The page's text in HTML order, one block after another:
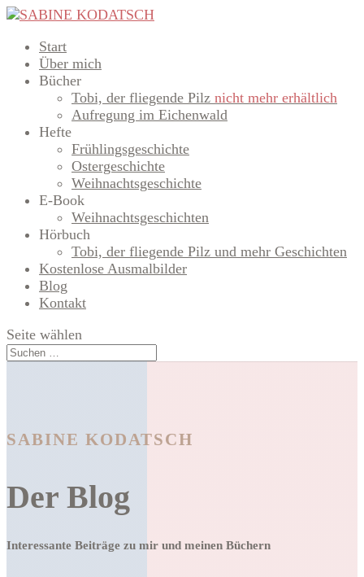
Start
Über mich
Bücher
Tobi, der fliegende Pilz nicht mehr erhältlich
Aufregung im Eichenwald
Hefte
Frühlingsgeschichte
Ostergeschichte
Weihnachtsgeschichte
E-Book
Weihnachtsgeschichten
Hörbuch
Tobi, der fliegende Pilz und mehr Geschichten
Kostenlose Ausmalbilder
Blog
Kontakt
Seite wählen
SABINE KODATSCH
Der Blog
Interessante Beiträge zu mir und meinen Büchern